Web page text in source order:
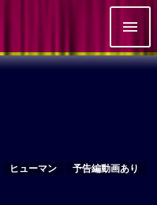
ヒューマン 予告編動画あり